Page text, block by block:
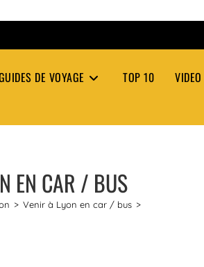
DE VOYAGE TOP 10 VIDEO
EN CAR / BUS
> Venir à Lyon en car / bus >